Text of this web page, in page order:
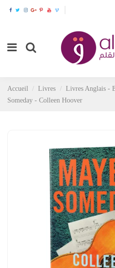
Accueil Livres Livres Anglais -
Someday - Colleen Hoover